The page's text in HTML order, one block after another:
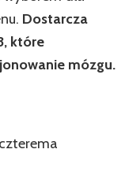
Dostarcza
które
mózgu.